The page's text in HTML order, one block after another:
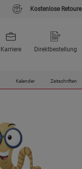
Kostenlose Retoure
Karriere Direktbestellung
Kalender Zeitschriften